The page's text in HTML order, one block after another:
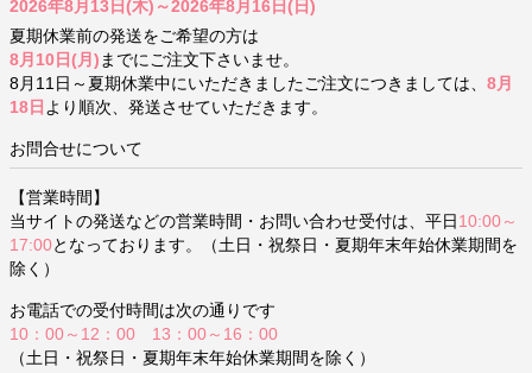
2026年8月13日(木)～2026年8月16日(日)
夏期休業前の発送をご希望の方は
8月10日(月) までにご注文下さいませ。
8月11日～夏期休業中にいただきましたご注文につきましては、 8月
18日 より順次、発送させていただきます。
お問合せについて
【営業時間】
当サイトの発送などの営業時間・お問い合わせ受付は、平日 10:00～
17:00となっております。（土日・祝祭日・夏期年末年始休業期間を
除く）
お電話での受付時間は次の通りです
10：00～12：00 13：00～16：00
（土日・祝祭日・夏期年末年始休業期間を除く）